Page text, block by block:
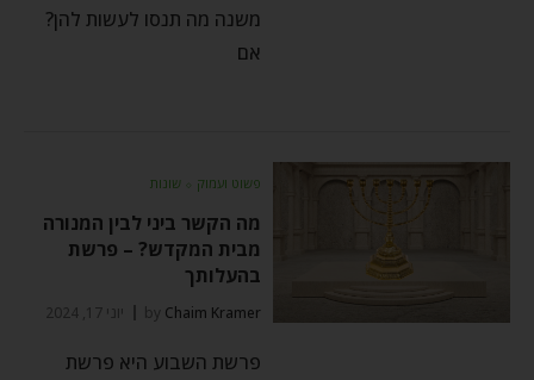
משנה מה תנסו לעשות להן?
אם
פשוט ועמוק ⬦ שונות
מה הקשר ביני לבין המנורה
מבית המקדש? – פרשת
בהעלותך
by Chaim Kramer יוני 17, 2024
פרשת השבוע היא פרשת